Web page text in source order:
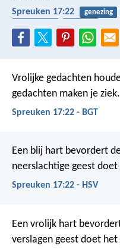
Spreuken 17:22 genezing
Vrolijke gedachten
gedachten maken je ziek.
Spreuken 17:22 - BGT
Een blij hart bevordert
neerslachtige geest
Spreuken 17:22 - HSV
Een vrolijk hart
verslagen geest doet